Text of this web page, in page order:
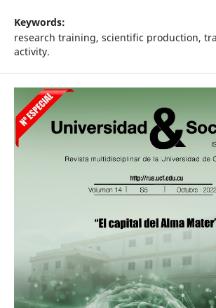
Keywords:
research training, scientific production,
activity.